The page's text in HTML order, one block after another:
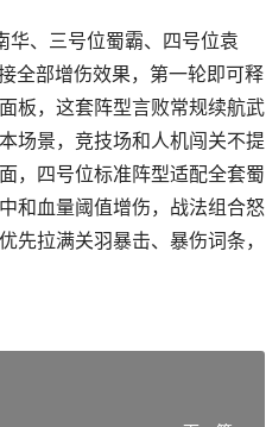
华、三号位蜀霸、四号位袁
全部增伤效果，第一轮即可释
板，这套阵型言败常规续航武
场景，竞技场和人机闯关不提
，四号位标准阵型适配全套蜀
和血量阈值增伤，战法组合怒
先拉满关羽暴击、暴伤词条，